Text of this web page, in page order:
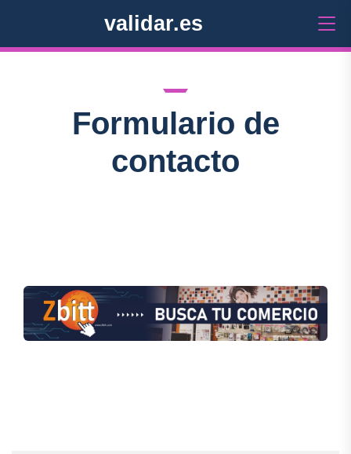
validar.es
Formulario de
contacto